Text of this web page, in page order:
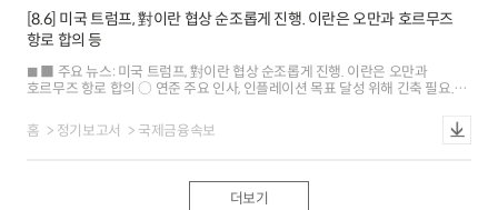
실적 개선 등으로 0.2% 상승 ○ 환율: 달러화지수는 안전자산 선호 강화 등으로
상승 유로화와 엔화 가치는 각각 0.2%, 0.4% 하락 ○ 금리: 미국 10년물
국채시장의 영향 등으로 3bp 상승 ※ 뉴욕 원달러 환율 1423.5원(서울
15:30분 대비 0.3원), 1M NDF 1422.4원(스왑포인트 -0.55원)
[8.6] 미국 트럼프, 對이란 협상 순조롭게 진행. 이란은 오만과 호르무즈
항로 합의 등
■ 주요 뉴스: 미국 트럼프, 對이란 협상 순조롭게 진행. 이란은 오만과
호르무즈 항로 합의 ○ 연준 주요 인사, 인플레이션 목표 달성 위해 긴축 필요.
서비스업 PMI는 상승세 지속 ■ 해외시각: 미국 주가의 상승, 견조한 AI 투자 및
소비 등으로 향후 전망도 낙관적 ○ 미국의 엔화 강세를 위한 시장개입.
[-0.2%], 금리 강보합[+0bp] ○ 주가: 미국 SP500지수는 그 동안의 상승에
홈 정기보고서 국제금융속보
더보기